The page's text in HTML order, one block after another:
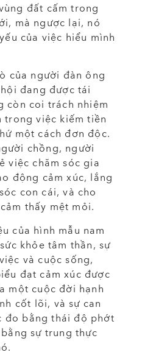
đất cấm trong
mà ngược lại, nó
của việc hiểu mình
của người đàn ông
đang được tái
còn coi trách nhiệm
trong việc kiếm tiền
một cách đơn độc.
chồng, người
việc chăm sóc gia
động cảm xúc, lắng
con cái, và cho
thấy mệt mỏi.
của hình mẫu nam
khỏe tâm thần, sự
và cuộc sống,
đạt cảm xúc được
một cuộc đời hạnh
cốt lõi, và sự can
đo bằng thái độ phớt
sự trung thực